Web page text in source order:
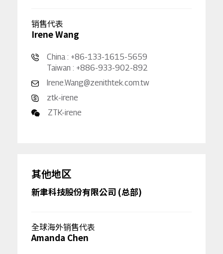
销售代表
Irene Wang
China : +86-133-1615-5659
Taiwan : +886-933-902-892
Irene.Wang@zenithtek.com.tw
ztk-irene
ZTK-irene
其他地区
新聿科技股份有限公司 (总部)
全球海外销售代表
Amanda Chen